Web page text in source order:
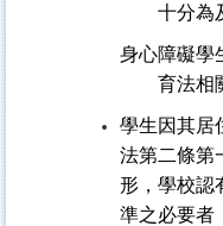
十分為
身心障礙學
育法相
學生因其居
法第二條第
形，學校認
準之必要者